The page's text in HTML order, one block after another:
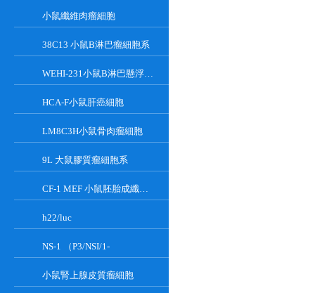
小鼠纖維肉瘤細胞
38C13 小鼠B淋巴瘤細胞系
WEHI-231小鼠B淋巴懸浮細胞系
HCA-F小鼠肝癌細胞
LM8C3H小鼠骨肉瘤細胞
9L 大鼠膠質瘤細胞系
CF-1 MEF 小鼠胚胎成纖維細胞系
h22/luc
NS-1 （P3/NSI/1-
小鼠腎上腺皮質瘤細胞